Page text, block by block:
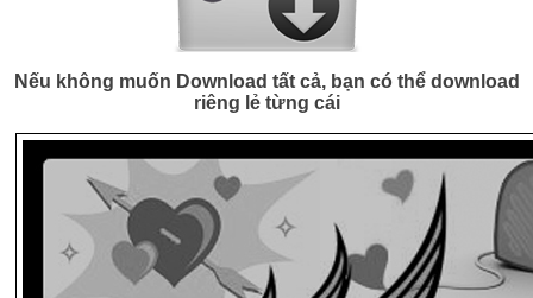
Nếu không muốn Download tất cả, bạn có thể download
riêng lẻ từng cái